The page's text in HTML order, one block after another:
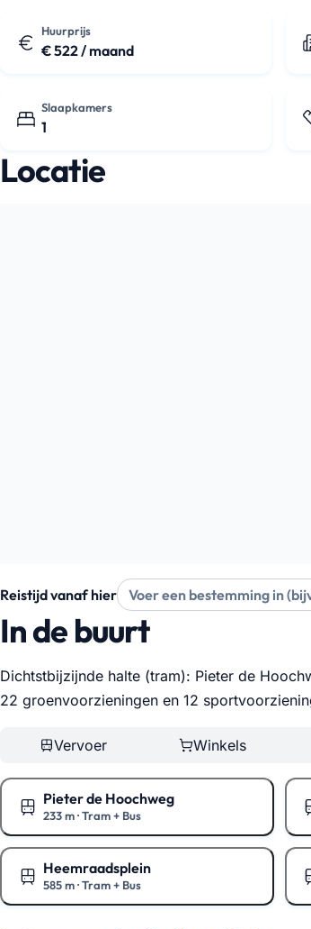
Huurprijs
€ 522 / maand
Slaapkamers
1
Locatie
Reistijd vanaf hier
In de buurt
Dichtstbijzijnde halte (tram): Pieter de
22 groenvoorzieningen en 12
Vervoer Winkels
Pieter de Hoochweg
233 m·Tram + Bus
Toon op de kaart
Heemraadsplein
585 m·Tram + Bus
Toon op de kaart